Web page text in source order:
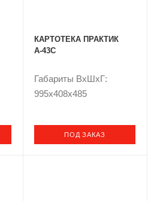
КАРТОТЕКА ПРАКТИК
А-43С
Габариты ВxШxГ:
995x408x485
ПОД ЗАКАЗ